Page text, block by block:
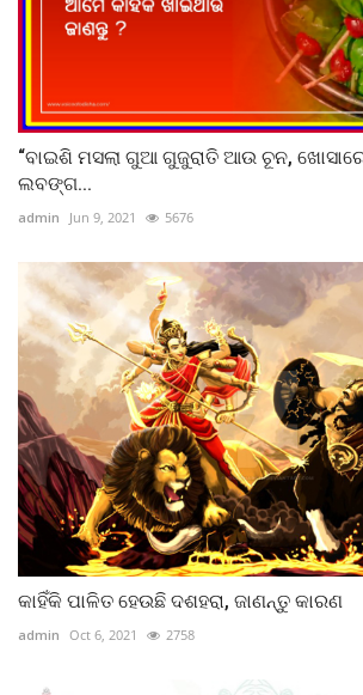
“ବାଇଶି ମସଲା ଗୁଆ ଗୁଜୁରାତି ଆଉ ଚୂନ,
ଲବଙ୍ଗ...
admin Jun 9, 2021 5676
କାହିଁକି ପାଳିତ ହେଉଛି ଦଶହରା, ଜାଣନ୍ତୁ କାରଣ
admin Oct 6, 2021 2758